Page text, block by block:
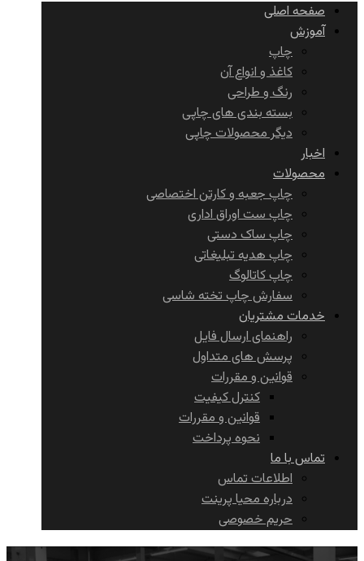
صفحه اصلی
آموزش
چاپ
کاغذ و انواع آن
رنگ و طراحی
بسته بندی های چاپی
دیگر محصولات چاپی
اخبار
محصولات
چاپ جعبه و کارتن اختصاصی
چاپ ست اوراق اداری
چاپ ساک دستی
چاپ هدیه تبلیغاتی
چاپ کاتالوگ
سفارش چاپ تخته شاسی
خدمات مشتریان
راهنمای ارسال فایل
پرسش های متداول
قوانین و مقررات
کنترل کیفیت
قوانین و مقررات
نحوه پرداخت
تماس با ما
اطلاعات تماس
درباره محیا پرینت
حریم خصوصی